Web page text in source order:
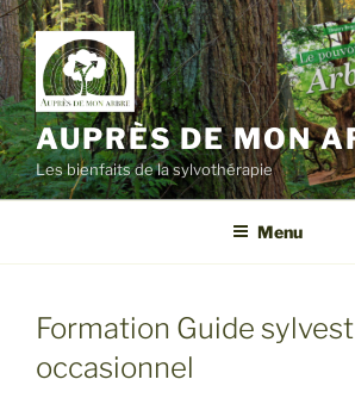
Aller
au
contenu
principal
AUPRÈS DE MON
Les bienfaits de la sylvothérapie
Menu
Formation Guide
occasionnel